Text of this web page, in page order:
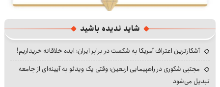
شاید ندیده باشید
آشکارترین اعتراف آمریکا به شکست در برابر ایران؛ ایده خلاقانه خریداریم!
مجتبی شکوری در راهپیمایی اربعین؛ وقتی یک ویدئو به آیینه‌ای از جامعه
تبدیل می‌شود